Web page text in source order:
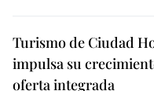
Turismo de Ciudad
impulsa su
oferta integrada